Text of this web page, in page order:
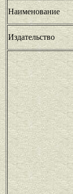
Наименование
Издательство